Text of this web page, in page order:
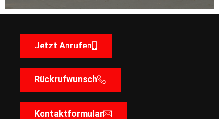
Jetzt Anrufen
Rückrufwunsch
Kontaktformular